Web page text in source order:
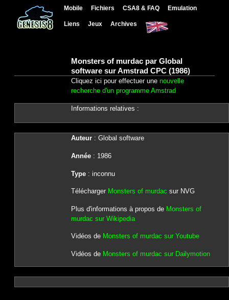
Mobile Fichiers CSA8 & FAQ Emulation
Liens Jeux Archives
Monsters of murdac par Global
software sur Amstrad CPC (1986)
Cliquez ici pour effectuer une nouvelle
recherche d'un programme Amstrad
Informations relatives :
Auteur: Global software
Année: 1986
Type: inconnu
Télécharger Monsters of murdac sur NVG
Plus d'informations à propos de Monsters of
murdac sur Wikipedia
Vidéos de Monsters of murdac sur Youtube
Vidéos de Monsters of murdac sur Dailymotion